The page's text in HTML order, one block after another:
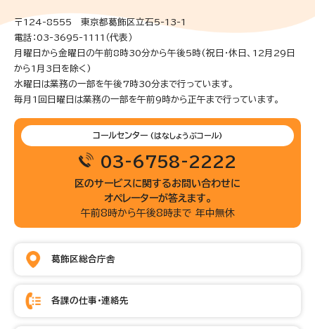
〒124-8555 東京都葛飾区立石5-13-1
電話：03-3695-1111（代表）
月曜日から金曜日の午前8時30分から午後5時(祝日・休日、12月29日
から1月3日を除く)
水曜日は業務の一部を午後7時30分まで行っています。
毎月1回日曜日は業務の一部を午前9時から正午まで行っています。
コールセンター (はなしょうぶコール)
03-6758-2222
区のサービスに関するお問い合わせに
オペレーターが答えます。
午前8時から午後8時まで 年中無休
葛飾区総合庁舎
各課の仕事・連絡先